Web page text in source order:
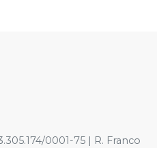
0001-75 | R. Franco